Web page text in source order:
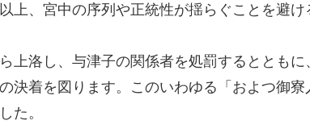
上、宮中の序列や正統性が揺らぐことを避け
上洛し、与津子の関係者を処罰するととも
決着を図ります。このいわゆる「およつ御
た。